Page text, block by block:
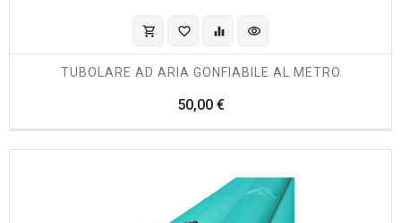
shopping_cart favorite_border equalizer visibility
TUBOLARE AD ARIA GONFIABILE AL METRO
50,00 €Prezzo